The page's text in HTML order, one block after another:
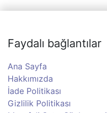
Faydalı bağlantılar
Ana Sayfa
Hakkımızda
İade Politikası
Gizlilik Politikası